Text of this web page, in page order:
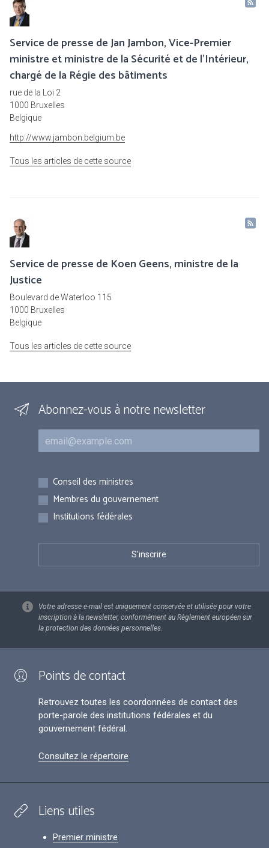
Service de presse de Jan Jambon, Vice-Premier
ministre et ministre de la Sécurité et de l'Intérieur,
chargé de la Régie des bâtiments
rue de la Loi 2
1000 Bruxelles
Belgique
http://www.jambon.belgium.be
Tous les articles de cette source
Service de presse de Koen Geens, ministre de la
Justice
Boulevard de Waterloo 115
1000 Bruxelles
Belgique
Tous les articles de cette source
Abonnez-vous à notre newsletter
Courriel
Inscriptions
Conseil des ministres
Membres du gouvernement
Institutions fédérales
Votre adresse e-mail est uniquement conservée et utilisée pour votre
inscription à la newsletter, conformément au Règlement européen sur
la protection des données personnelles.
Points de contact
Retrouvez toutes les coordonnées de contact des
porte-parole des institutions fédérales et du
gouvernement fédéral.
Consultez le répertoire
Liens utiles
Premier ministre